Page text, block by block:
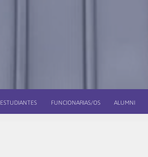
ESTUDIANTES FUNCIONARIAS/OS ALUMNI